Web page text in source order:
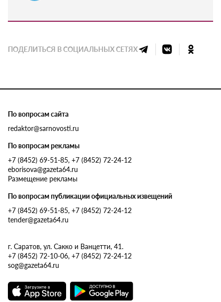
ПОДЕЛИТЬСЯ В СОЦИАЛЬНЫХ СЕТЯХ
По вопросам сайта
redaktor@sarnovosti.ru
По вопросам рекламы
+7 (8452) 69-51-85, +7 (8452) 72-24-12
eborisova@gazeta64.ru
Размещение рекламы
По вопросам публикации официальных извещений
+7 (8452) 69-51-85, +7 (8452) 72-24-12
tender@gazeta64.ru
г. Саратов, ул. Сакко и Ванцетти, 41.
+7 (8452) 72-10-06, +7 (8452) 72-24-12
sog@gazeta64.ru